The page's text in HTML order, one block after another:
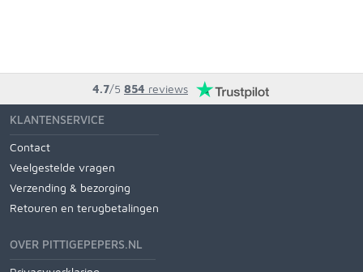
4.7/5 854 reviews
KLANTENSERVICE
Contact
Veelgestelde vragen
Verzending & bezorging
Retouren en terugbetalingen
OVER PITTIGEPEPERS.NL